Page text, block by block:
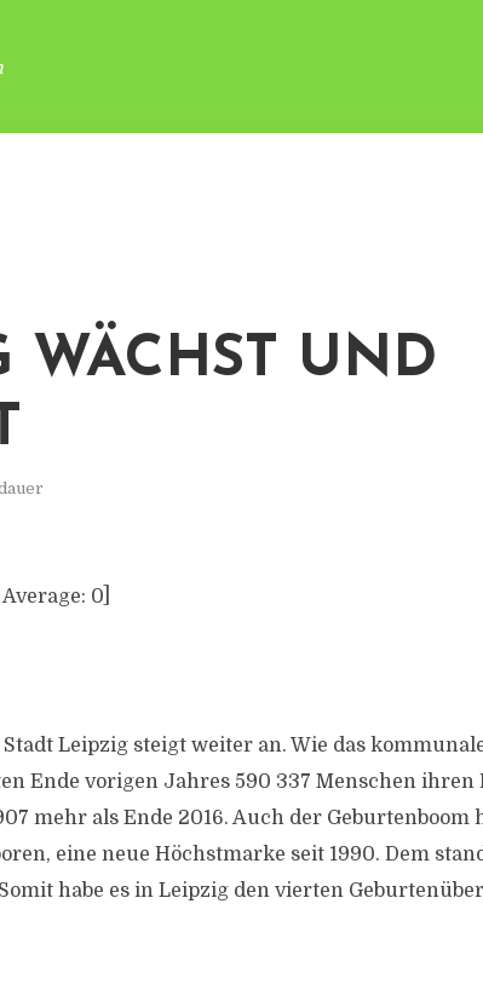
WÄCHST UND
Average: 0
Leipzig steigt weiter an. Wie das
Ende vorigen Jahres 590 337 Menschen
mehr als Ende 2016. Auch der Geburtenboom
eine neue Höchstmarke seit 1990. Dem
habe es in Leipzig den vierten